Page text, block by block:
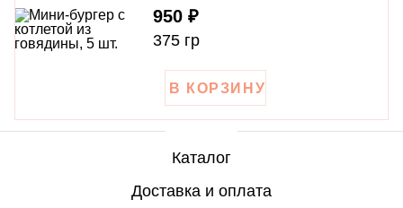
Хлеб
Пасха
Еда
Праздники
Каталог
Каталог
Доставка и оплата
950 ₽
375 гр